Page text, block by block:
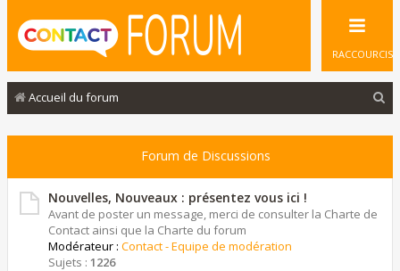
RACCOURCIS
Accueil du forum
Forum de Discussions
Nouvelles, Nouveaux : présentez vous ici !
Avant de poster un message, merci de consulter la Charte de
Contact ainsi que la Charte du forum
Modérateur : Contact - Equipe de modération
Sujets : 1226